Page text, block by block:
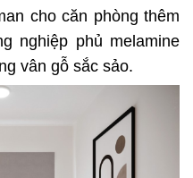
cho căn phòng thêm
nghiệp phủ melamine
vân gỗ sắc sảo.